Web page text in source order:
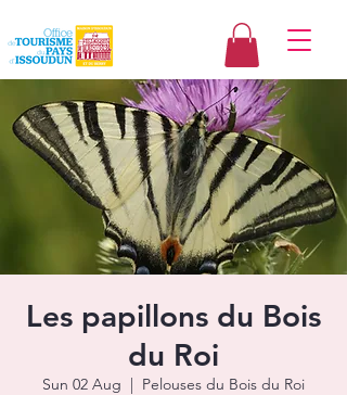
Les papillons du Bois
du Roi
Sun 02 Aug
  |
Pelouses du Bois du Roi